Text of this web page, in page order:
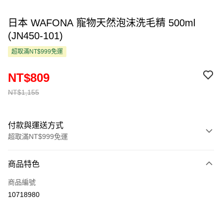
日本 WAFONA 寵物天然泡沫洗毛精 500ml
(JN450-101)
超取滿NT$999免運
NT$1,155
NT$809
付款與運送方式
超取滿NT$999免運
信用卡一次付款
超商取貨付款
商品特色
商品編號
10718980